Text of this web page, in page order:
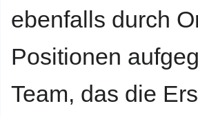
ebenfalls durch
Positionen
Team, das die